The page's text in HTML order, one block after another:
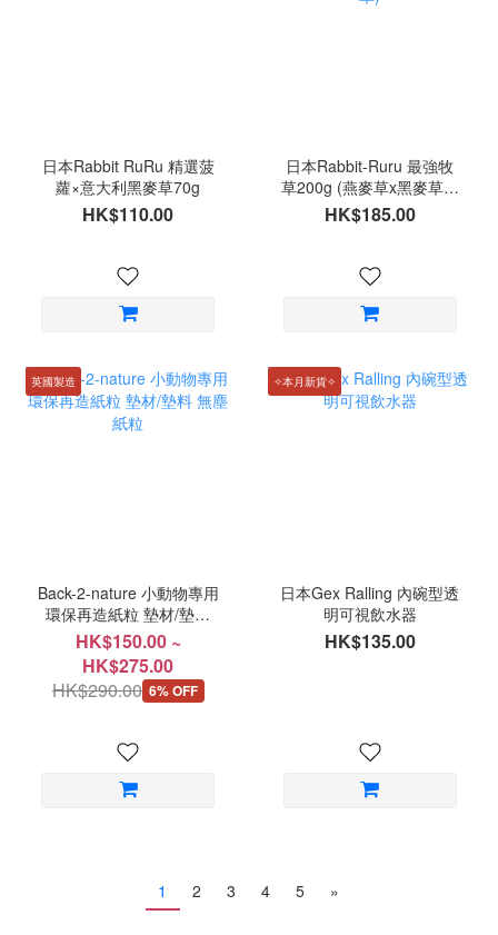
日本Rabbit RuRu 精選菠
蘿×意大利黑麥草70g
HK$110.00
日本Rabbit-Ruru 最強牧
草200g (燕麥草x黑麥草混
合牧草)
HK$185.00
英國製造
Back-2-nature 小動物專用
環保再造紙粒 墊材/墊料
無塵紙粒
HK$150.00 ~
HK$275.00
HK$290.00 6% OFF
✧本月新貨✧
日本Gex Ralling 內碗型透
明可視飲水器
HK$135.00
1 2 3 4 5 »